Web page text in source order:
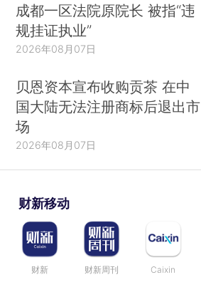
成都一区法院原院长 被指“违
规挂证执业”
2026年08月07日
贝恩资本宣布收购贡茶 在中
国大陆无法注册商标后退出市
场
2026年08月07日
财新移动
财新 财新周刊 Caixin